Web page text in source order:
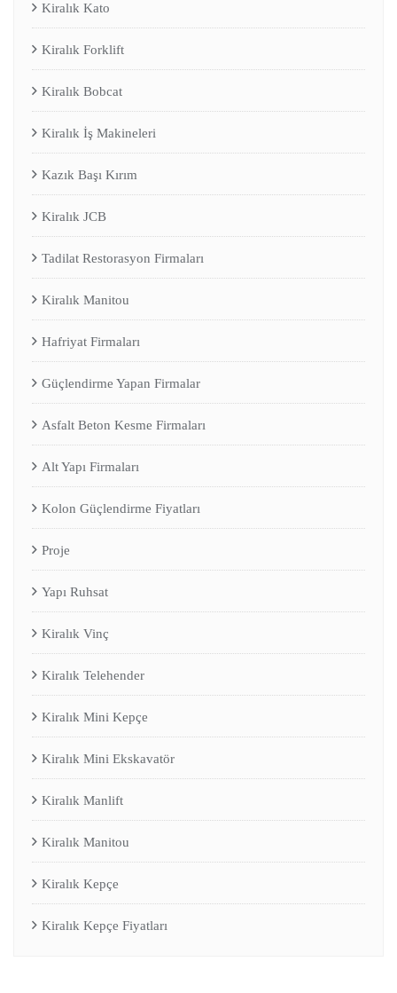
Kiralık Kato
Kiralık Forklift
Kiralık Bobcat
Kiralık İş Makineleri
Kazık Başı Kırım
Kiralık JCB
Tadilat Restorasyon Firmaları
Kiralık Manitou
Hafriyat Firmaları
Güçlendirme Yapan Firmalar
Asfalt Beton Kesme Firmaları
Alt Yapı Firmaları
Kolon Güçlendirme Fiyatları
Proje
Yapı Ruhsat
Kiralık Vinç
Kiralık Telehender
Kiralık Mini Kepçe
Kiralık Mini Ekskavatör
Kiralık Manlift
Kiralık Manitou
Kiralık Kepçe
Kiralık Kepçe Fiyatları